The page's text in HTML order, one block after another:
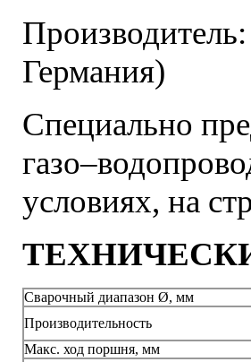
Германия)
Специально
условиях, на
Сварочный диапазон Ø, мм
Производительность
Макс. ход поршня, мм